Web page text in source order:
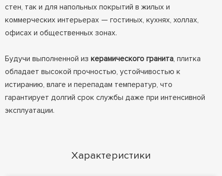
стен, так и для напольных покрытий в жилых и
коммерческих интерьерах — гостиных, кухнях, холлах,
офисах и общественных зонах.
Будучи выполненной из керамического гранита, плитка
обладает высокой прочностью, устойчивостью к
истиранию, влаге и перепадам температур, что
гарантирует долгий срок службы даже при интенсивной
эксплуатации.
Характеристики